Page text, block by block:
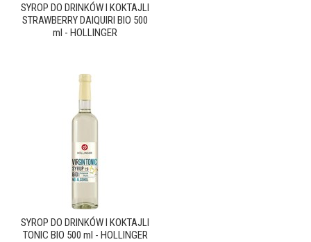
SYROP DO DRINKÓW I KOKTAJLI
STRAWBERRY DAIQUIRI BIO 500
ml - HOLLINGER
SYROP DO DRINKÓW I KOKTAJLI
TONIC BIO 500 ml - HOLLINGER